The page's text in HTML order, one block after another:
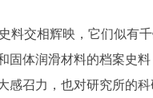
料交相辉映，它们似有
固体润滑材料的档案史
召力，也对研究所的